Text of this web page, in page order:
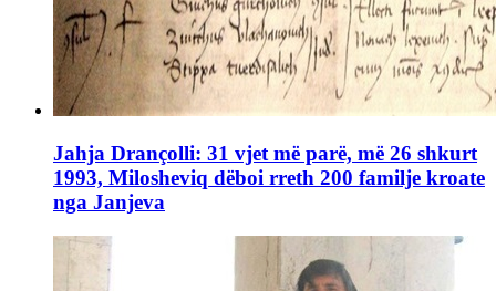
Jahja Drançolli: 31 vjet më parë, më 26 shkurt
1993, Milosheviq dëboi rreth 200 familje kroate
nga Janjeva